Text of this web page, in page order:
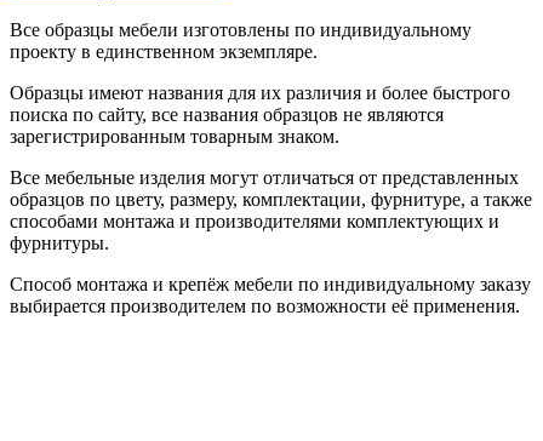
Все образцы мебели изготовлены по индивидуальному
проекту в единственном экземпляре.
Образцы имеют названия для их различия и более быстрого
поиска по сайту, все названия образцов не являются
зарегистрированным товарным знаком.
Все мебельные изделия могут отличаться от представленных
образцов по цвету, размеру, комплектации, фурнитуре, а также
способами монтажа и производителями комплектующих и
фурнитуры.
Способ монтажа и крепёж мебели по индивидуальному заказу
выбирается производителем по возможности её применения.